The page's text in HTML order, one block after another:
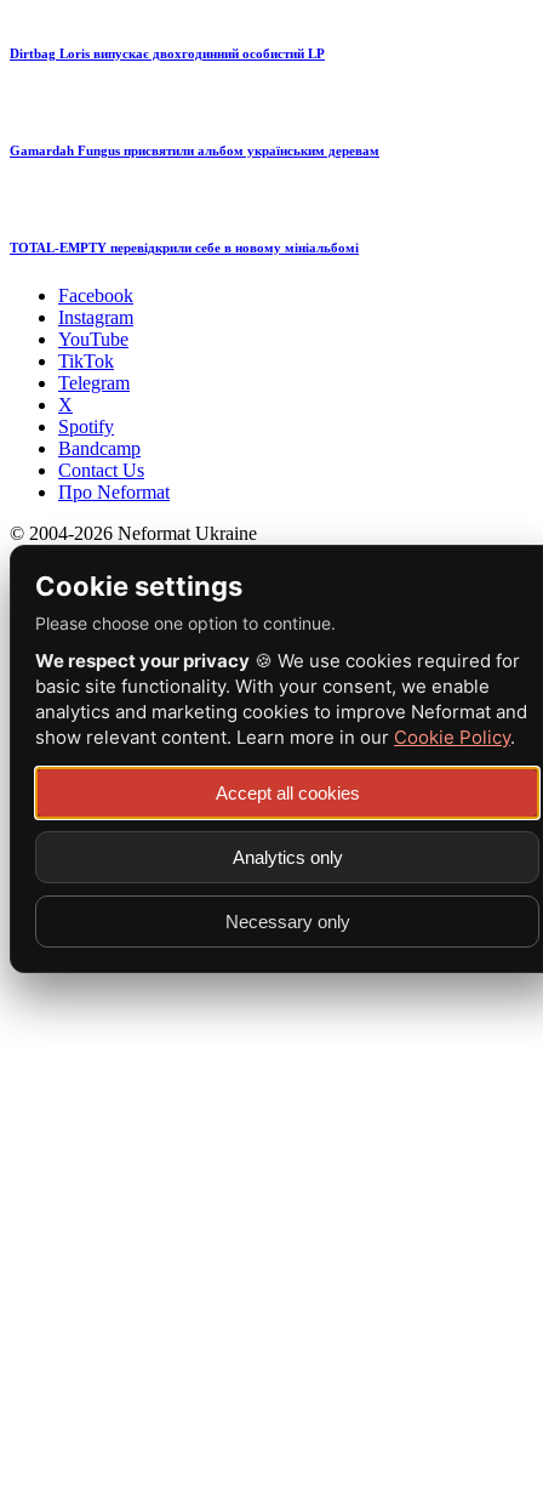
Dirtbag Loris випускає двохгодинний особистий LP
Gamardah Fungus присвятили альбом українським деревам
TOTAL-EMPTY перевідкрили себе в новому мініальбомі
Facebook
Instagram
YouTube
TikTok
Telegram
X
Spotify
Bandcamp
Contact Us
Про Neformat
© 2004-2026 Neformat Ukraine
Cookie settings
Please choose one option to continue.
We respect your privacy 🍪 We use cookies required for
basic site functionality. With your consent, we enable
analytics and marketing cookies to improve Neformat and
show relevant content. Learn more in our Cookie Policy.
Accept all cookies
Analytics only
Necessary only